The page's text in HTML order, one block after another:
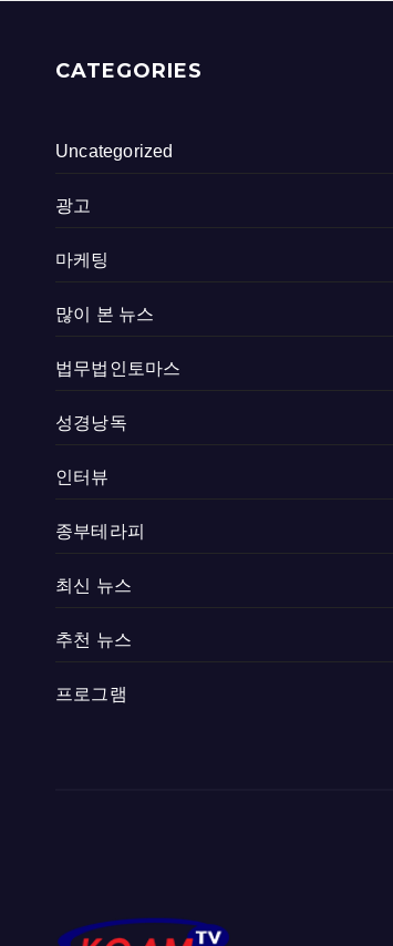
CATEGORIES
Uncategorized
광고
마케팅
많이 본 뉴스
법무법인토마스
성경낭독
인터뷰
종부테라피
최신 뉴스
추천 뉴스
프로그램